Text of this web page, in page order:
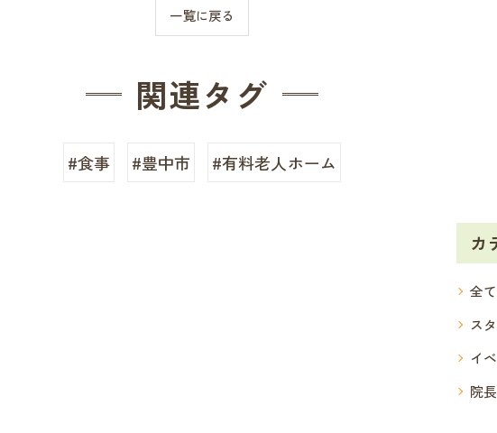
一覧に戻る
関連タグ
#食事 #豊中市 #有料老人ホーム
カ
全
ス
イ
院